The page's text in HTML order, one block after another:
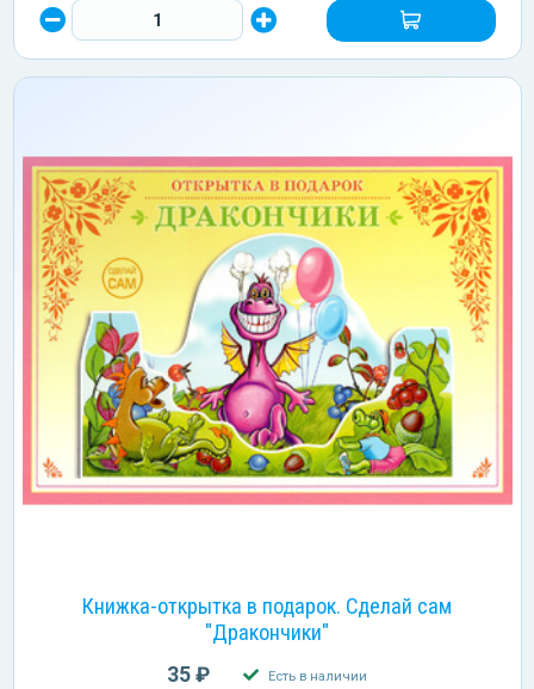
Книжка-открытка в подарок. Сделай сам
"Дракончики"
35 ₽ Есть в наличии